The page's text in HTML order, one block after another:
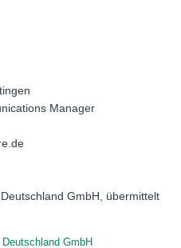
Manager
GmbH, übermittelt
GmbH